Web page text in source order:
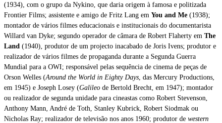
(1934), com o grupo da Nykino, que daria origem à famosa e politizada
Frontier Films; assistente e amigo de Fritz Lang em You and Me (1938);
montador de vários filmes educacionais e institucionais do documentarista
Willard van Dyke; segundo operador de câmara de Robert Flaherty em The
Land (1940), produtor de um projecto inacabado de Joris Ivens; produtor e
realizador de vários filmes de propaganda durante a Segunda Guerra
Mundial para a OWI; responsável pelas sequência de cinema de peças de
Orson Welles (Around the World in Eighty Days , das Mercury Productions,
em 1945) e Joseph Losey (Galileo de Bertold Brecht, em 1947); montador
ou realizador de segunda unidade para cineastas como Robert Stevenson,
Anthony Mann, André de Toth, Stanley Kubrick, Robert Siodmak ou
Nicholas Ray; realizador de televisão nos anos 1960; produtor de western